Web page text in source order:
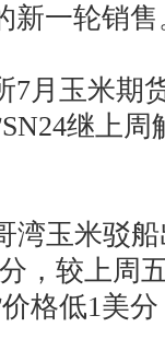
新一轮销售
玉米期
继上
玉米驳船
，较上周
格低1美